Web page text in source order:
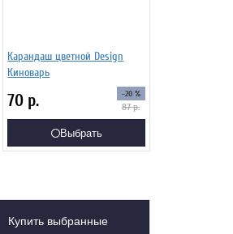
Карандаш цветной Design
Киноварь
70 р. -20 %
87р.
Выбрать
Купить выбранные